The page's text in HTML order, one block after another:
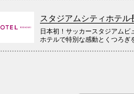
スタジアムシティホテル
日本初！サッカースタジアムビ
ホテルで特別な感動とくつろぎ